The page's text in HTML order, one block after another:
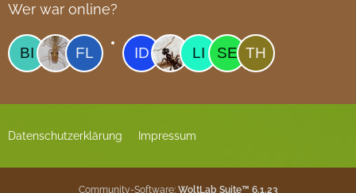
Wer war online?
Datenschutzerklärung Impressum
Community-Software: WoltLab Suite™ 6.1.23